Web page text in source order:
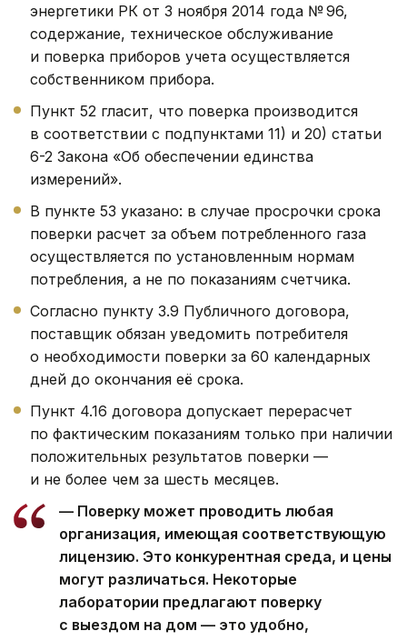
энергетики РК от 3 ноября 2014 года № 96,
содержание, техническое обслуживание
и поверка приборов учета осуществляется
собственником прибора.
Пункт 52 гласит, что поверка производится
в соответствии с подпунктами 11) и 20) статьи
6-2 Закона «Об обеспечении единства
измерений».
В пункте 53 указано: в случае просрочки срока
поверки расчет за объем потребленного газа
осуществляется по установленным нормам
потребления, а не по показаниям счетчика.
Согласно пункту 3.9 Публичного договора,
поставщик обязан уведомить потребителя
о необходимости поверки за 60 календарных
дней до окончания её срока.
Пункт 4.16 договора допускает перерасчет
по фактическим показаниям только при наличии
положительных результатов поверки —
и не более чем за шесть месяцев.
— Поверку может проводить любая
организация, имеющая соответствующую
лицензию. Это конкурентная среда, и цены
могут различаться. Некоторые
лаборатории предлагают поверку
с выездом на дом — это удобно,